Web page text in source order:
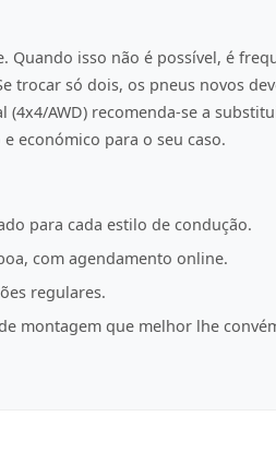
isso não é possível, é
trocar só dois, os pneus novos
AWD) recomenda-se a
económico para o seu caso.
para cada estilo de condução.
com agendamento online.
regulares.
montagem que melhor lhe